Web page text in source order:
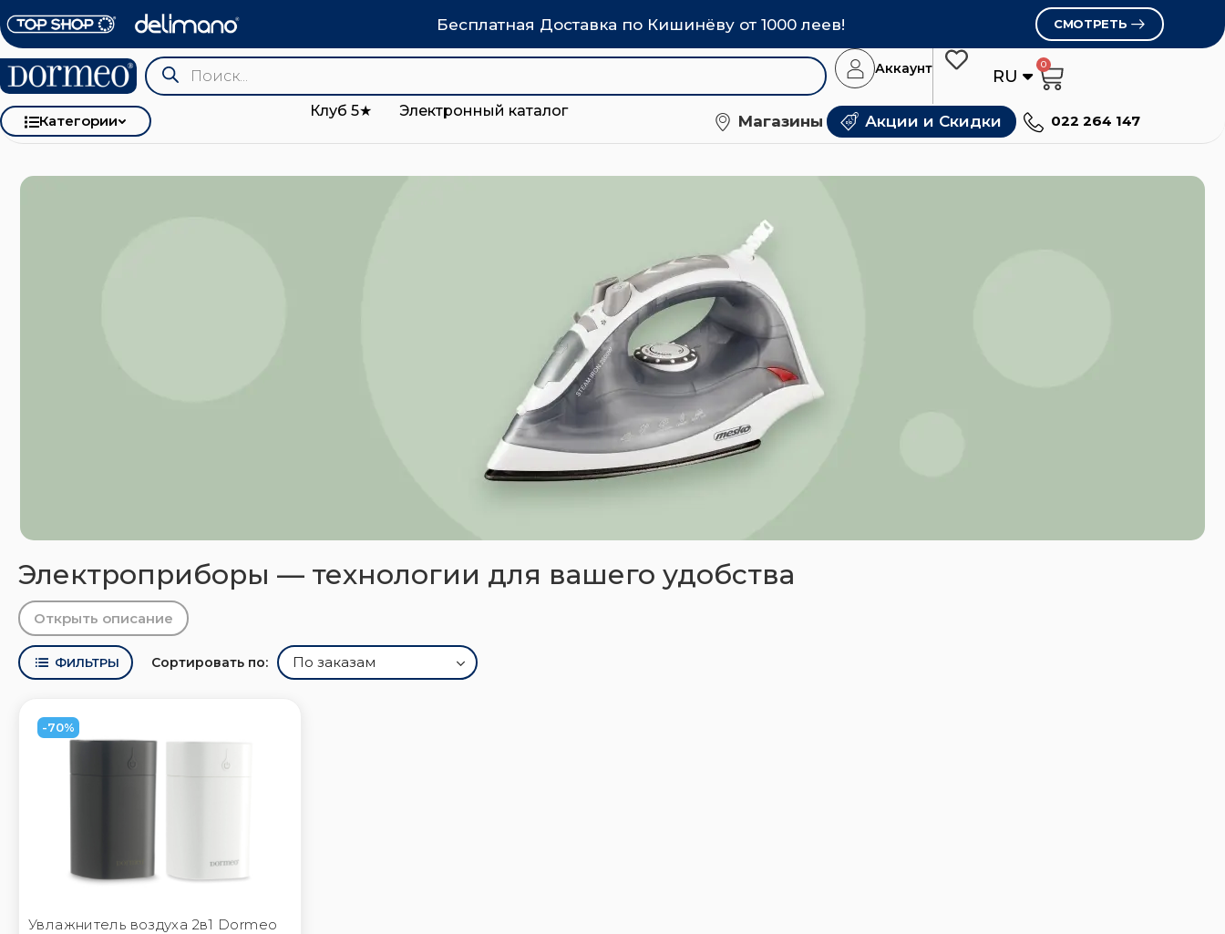
Бесплатная Доставка по Кишинёву от 1000 леев! СМОТРЕТЬ
Аккаунт RU
RO
0
Категории
Клуб 5★ Электронный каталог
Магазины Акции и Скидки 022 264 147
Электроприборы — технологии для вашего удобства
Открыть описание
ФИЛЬТРЫ Сортировать по:
-70%
Увлажнитель воздуха 2в1 Dormeo